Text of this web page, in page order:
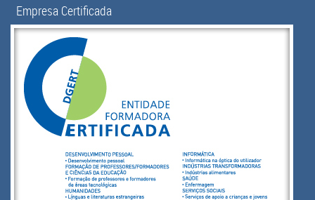
Empresa Certificada